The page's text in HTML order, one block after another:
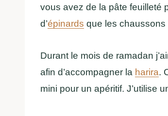
vous avez de la pâte feuilleté
d’épinards que les chaussons
Durant le mois de ramadan
afin d’accompagner la harira.
mini pour un apéritif. J’utilise